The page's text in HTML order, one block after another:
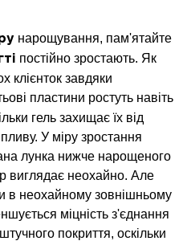
нарощування, пам'ятайте
постійно зростають. Як
клієнток завдяки
пластини ростуть навіть
гель захищає їх від
У міру зростання
лунка нижче нарощеного
виглядає неохайно. Але
в неохайному зовнішньому
міцність з'єднання
покриття, оскільки